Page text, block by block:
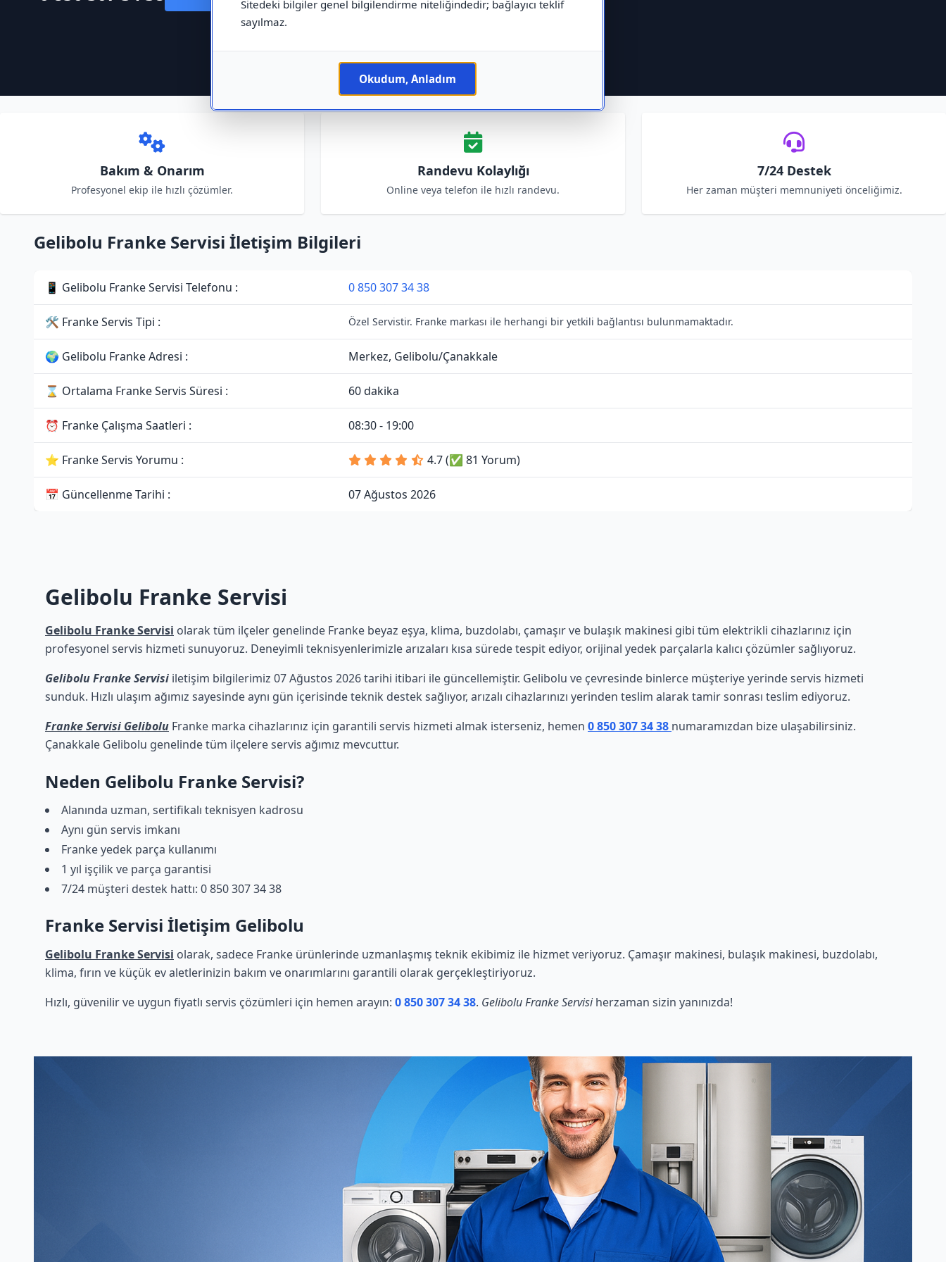
Sitedeki bilgiler genel bilgilendirme niteliğindedir; bağlayıcı teklif
sayılmaz.
Okudum, Anladım
Bakım & Onarım
Profesyonel ekip ile hızlı çözümler.
Randevu Kolaylığı
Online veya telefon ile hızlı randevu.
7/24 Destek
Her zaman müşteri memnuniyeti önceliğimiz.
Gelibolu Franke Servisi İletişim Bilgileri
📱 Gelibolu Franke Servisi Telefonu : 0 850 307 34 38
🛠 Franke Servis Tipi : Özel Servistir. Franke markası ile herhangi bir yetkili bağlantısı bulunmamaktadır.
🌍 Gelibolu Franke Adresi : Merkez, Gelibolu/Çanakkale
⌛ Ortalama Franke Servis Süresi : 60 dakika
⏰ Franke Çalışma Saatleri : 08:30 - 19:00
⭐ Franke Servis Yorumu : 4.7 (✅ 81 Yorum)
📅 Güncellenme Tarihi : 07 Ağustos 2026
Gelibolu Franke Servisi
Gelibolu Franke Servisi olarak tüm ilçeler genelinde Franke beyaz eşya, klima, buzdolabı, çamaşır ve bulaşık makinesi gibi tüm elektrikli cihazlarınız için
profesyonel servis hizmeti sunuyoruz. Deneyimli teknisyenlerimizle arızaları kısa sürede tespit ediyor, orijinal yedek parçalarla kalıcı çözümler sağlıyoruz.
Gelibolu Franke Servisi iletişim bilgilerimiz 07 Ağustos 2026 tarihi itibari ile güncellemiştir. Gelibolu ve çevresinde binlerce müşteriye yerinde servis hizmeti
sunduk. Hızlı ulaşım ağımız sayesinde aynı gün içerisinde teknik destek sağlıyor, arızalı cihazlarınızı yerinden teslim alarak tamir sonrası teslim ediyoruz.
Franke Servisi Gelibolu Franke marka cihazlarınız için garantili servis hizmeti almak isterseniz, hemen 0 850 307 34 38 numaramızdan bize ulaşabilirsiniz.
Çanakkale Gelibolu genelinde tüm ilçelere servis ağımız mevcuttur.
Neden Gelibolu Franke Servisi?
Alanında uzman, sertifikalı teknisyen kadrosu
Aynı gün servis imkanı
Franke yedek parça kullanımı
1 yıl işçilik ve parça garantisi
7/24 müşteri destek hattı: 0 850 307 34 38
Franke Servisi İletişim Gelibolu
Gelibolu Franke Servisi olarak, sadece Franke ürünlerinde uzmanlaşmış teknik ekibimiz ile hizmet veriyoruz. Çamaşır makinesi, bulaşık makinesi, buzdolabı,
klima, fırın ve küçük ev aletlerinizin bakım ve onarımlarını garantili olarak gerçekleştiriyoruz.
Hızlı, güvenilir ve uygun fiyatlı servis çözümleri için hemen arayın: 0 850 307 34 38. Gelibolu Franke Servisiherzaman sizin yanınızda!